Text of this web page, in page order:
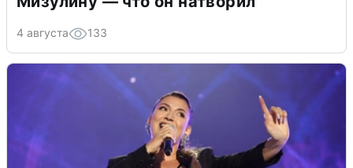
4 августа 133